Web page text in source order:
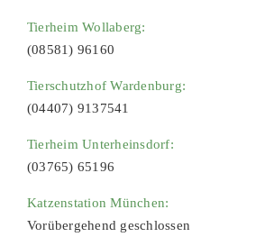
Tierheim Wollaberg:
(08581) 96160
Tierschutzhof Wardenburg:
(04407) 9137541
Tierheim Unterheinsdorf:
(03765) 65196
Katzenstation München:
Vorübergehend geschlossen